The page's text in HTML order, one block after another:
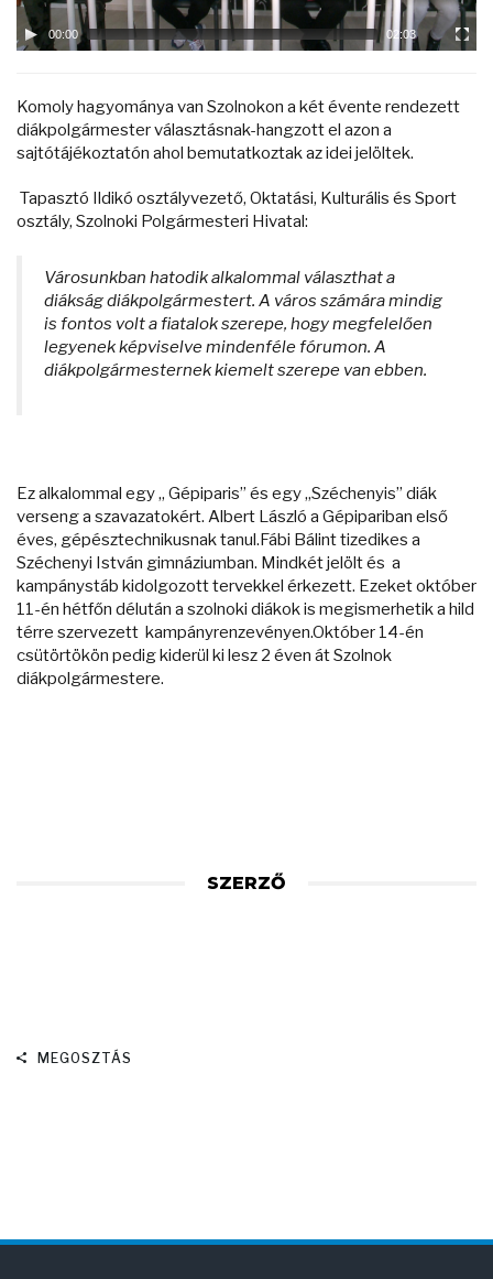
00:00 02:03
Komoly hagyománya van Szolnokon a két évente rendezett
diákpolgármester választásnak-hangzott el azon a
sajtótájékoztatón ahol bemutatkoztak az idei jelöltek.
Tapasztó Ildikó osztályvezető, Oktatási, Kulturális és Sport
osztály, Szolnoki Polgármesteri Hivatal:
Városunkban hatodik alkalommal választhat a
diákság diákpolgármestert. A város számára mindig
is fontos volt a fiatalok szerepe, hogy megfelelően
legyenek képviselve mindenféle fórumon. A
diákpolgármesternek kiemelt szerepe van ebben.
Ez alkalommal egy „ Gépiparis” és egy „Széchenyis” diák
verseng a szavazatokért. Albert László a Gépipariban első
éves, gépésztechnikusnak tanul.Fábi Bálint tizedikes a
Széchenyi István gimnáziumban. Mindkét jelölt és a
kampánystáb kidolgozott tervekkel érkezett. Ezeket október
11-én hétfőn délután a szolnoki diákok is megismerhetik a hild
térre szervezett kampányrenzevényen.Október 14-én
csütörtökön pedig kiderül ki lesz 2 éven át Szolnok
diákpolgármestere.
SZERZŐ
MEGOSZTÁS